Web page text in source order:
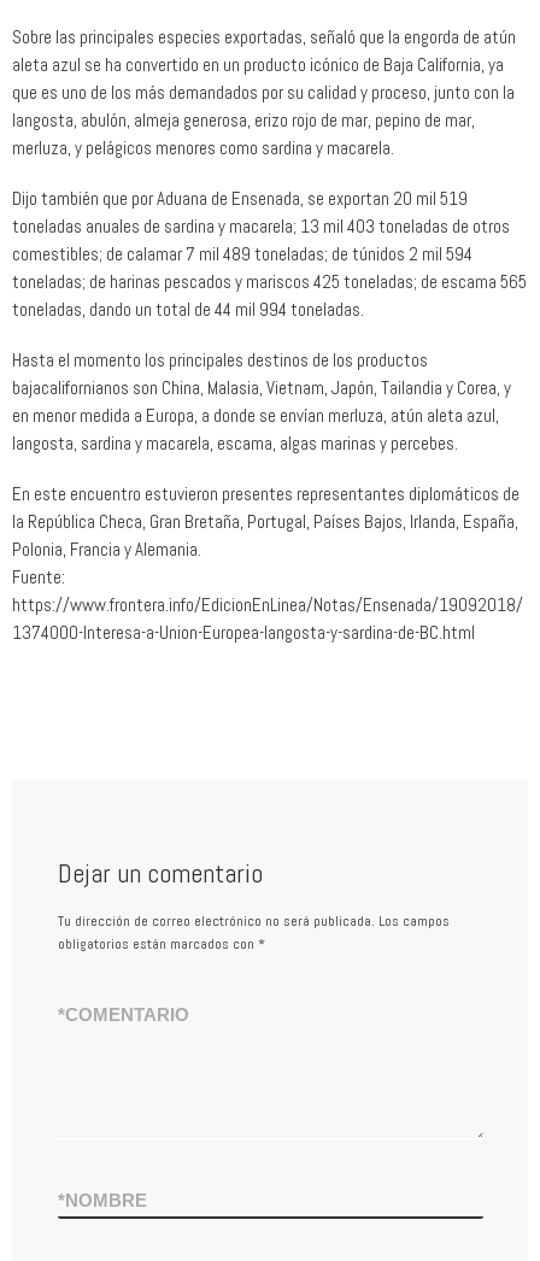
Sobre las principales especies exportadas, señaló que la engorda de atún
aleta azul se ha convertido en un producto icónico de Baja California, ya
que es uno de los más demandados por su calidad y proceso, junto con la
langosta, abulón, almeja generosa, erizo rojo de mar, pepino de mar,
merluza, y pelágicos menores como sardina y macarela.
Dijo también que por Aduana de Ensenada, se exportan 20 mil 519
toneladas anuales de sardina y macarela; 13 mil 403 toneladas de otros
comestibles; de calamar 7 mil 489 toneladas; de túnidos 2 mil 594
toneladas; de harinas pescados y mariscos 425 toneladas; de escama 565
toneladas, dando un total de 44 mil 994 toneladas.
Hasta el momento los principales destinos de los productos
bajacalifornianos son China, Malasia, Vietnam, Japón, Tailandia y Corea, y
en menor medida a Europa, a donde se envían merluza, atún aleta azul,
langosta, sardina y macarela, escama, algas marinas y percebes.
En este encuentro estuvieron presentes representantes diplomáticos de
la República Checa, Gran Bretaña, Portugal, Países Bajos, Irlanda, España,
Polonia, Francia y Alemania.
Fuente:
https://www.frontera.info/EdicionEnLinea/Notas/Ensenada/19092018/
1374000-Interesa-a-Union-Europea-langosta-y-sardina-de-BC.html
Dejar un comentario
Tu dirección de correo electrónico no será publicada. Los campos
obligatorios están marcados con *
COMENTARIO
*
NOMBRE
*